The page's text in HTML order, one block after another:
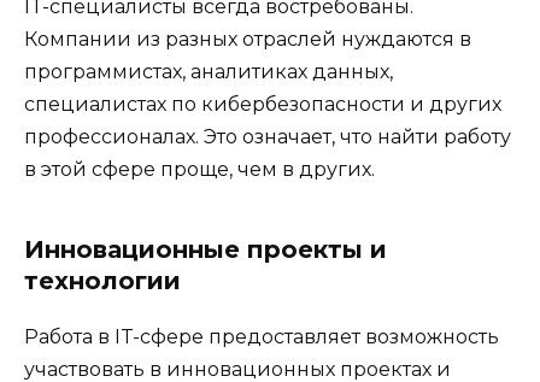
IT-специалисты всегда востребованы.
Компании из разных отраслей нуждаются в
программистах, аналитиках данных,
специалистах по кибербезопасности и других
профессионалах. Это означает, что найти работу
в этой сфере проще, чем в других.
Инновационные проекты и
технологии
Работа в IT-сфере предоставляет возможность
участвовать в инновационных проектах и